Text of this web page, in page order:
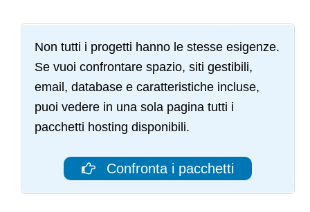
Non tutti i progetti hanno le stesse esigenze.
Se vuoi confrontare spazio, siti gestibili,
email, database e caratteristiche incluse,
puoi vedere in una sola pagina tutti i
pacchetti hosting disponibili.
Confronta i pacchetti